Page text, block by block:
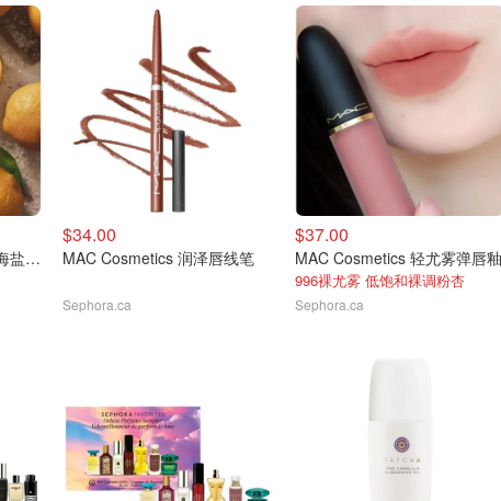
Jo Malone London 新香海盐与佛手柑
$34.00
MAC Cosmetics 润泽唇线笔
Sephora.ca
$37.00
MAC Cosmetics 轻尤雾弹唇釉
996裸尤雾 低饱和裸调粉杏
Sephora.ca